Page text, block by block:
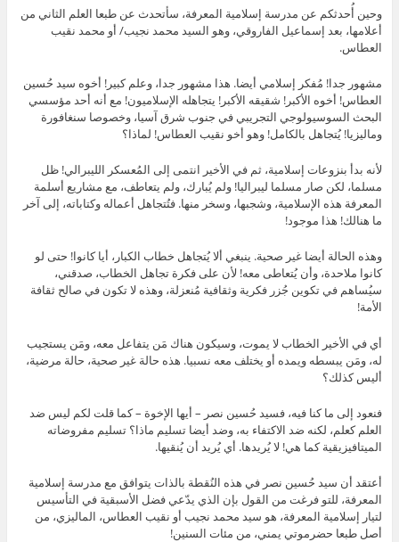
وحين أُحدثكم عن مدرسة إسلامية المعرفة، سأتحدث عن طبعا العلم الثاني من
أعلامها، بعد إسماعيل الفاروقي، وهو السيد محمد نجيب/ أو محمد نقيب
العطاس.
مشهور جدا! مُفكر إسلامي أيضا. هذا مشهور جدا، وعلم كبير! أخوه سيد حُسين
العطاس! أخوه الأكبر! شقيقه الأكبر! يتجاهله الإسلاميون! مع أنه أحد مؤسسي
البحث السوسيولوجي التجريبي في جنوب شرق آسيا، وخصوصا سنغافورة
وماليزيا! يُتجاهل بالكامل! وهو أخو نقيب العطاس! لماذا؟
لأنه بدأ بنزوعات إسلامية، ثم في الأخير انتمى إلى المُعسكر الليبرالي! ظل
مسلما، لكن صار مسلما ليبراليا! ولم يُبارك، ولم يتعاطف، مع مشاريع أسلمة
المعرفة هذه الإسلامية، وشجبها، وسخر منها. فتُتجاهل أعماله وكتاباته، إلى آخر
ما هنالك! هذا موجود!
وهذه الحالة أيضا غير صحية. ينبغي ألا يُتجاهل خطاب الكبار، أيا كانوا! حتى لو
كانوا ملاحدة، وأن يُتعاطى معه! لأن على فكرة تجاهل الخطاب، صدقني،
سيُساهم في تكوين جُزر فكرية وثقافية مُنعزلة، وهذه لا تكون في صالح ثقافة
الأمة!
أي في الأخير الخطاب لا يموت، وسيكون هناك مَن يتفاعل معه، ومَن يستجيب
له، ومَن يبسطه ويمده أو يختلف معه نسبيا. هذه حالة غير صحية، حالة مرضية،
أليس كذلك؟
فنعود إلى ما كنا فيه، فسيد حُسين نصر – أيها الإخوة – كما قلت لكم ليس ضد
العلم كعلم، لكنه ضد الاكتفاء به، وضد أيضا تسليم ماذا؟ تسليم مفروضاته
الميتافيزيقية كما هي! لا يُريدها. أي يُريد أن يُنقيها.
أعتقد أن سيد حُسين نصر في هذه النُقطة بالذات يتوافق مع مدرسة إسلامية
المعرفة، للتو فرغت من القول بإن الذي يدّعي فضل الأسبقية في التأسيس
لتيار إسلامية المعرفة، هو سيد محمد نجيب أو نقيب العطاس، الماليزي، من
أصل طبعا حضرموتي يمني، من مئات السنين!